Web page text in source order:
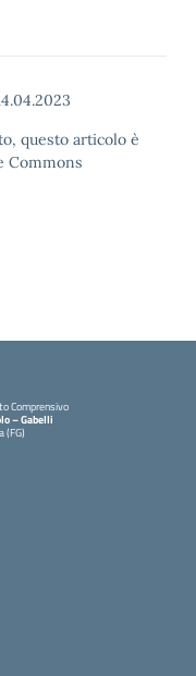
questo articolo è
Commons
Comprensivo
– Gabelli
(FG)
la pagina iniziale della scuola